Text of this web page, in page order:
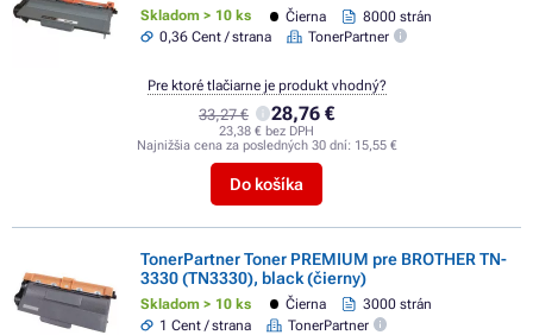
Skladom > 10 ks Čierna
8000 strán
0,36 Cent / strana
TonerPartner
33,27 € 28,76 €
23,38 € bez DPH
Najnižšia cena za posledných 30 dní: 15,55 €
Do košíka
Pre ktoré tlačiarne je produkt vhodný?
TonerPartner Toner PREMIUM pre BROTHER TN-
3330 (TN3330), black (čierny)
Skladom > 10 ks Čierna
3000 strán
1 Cent / strana
TonerPartner